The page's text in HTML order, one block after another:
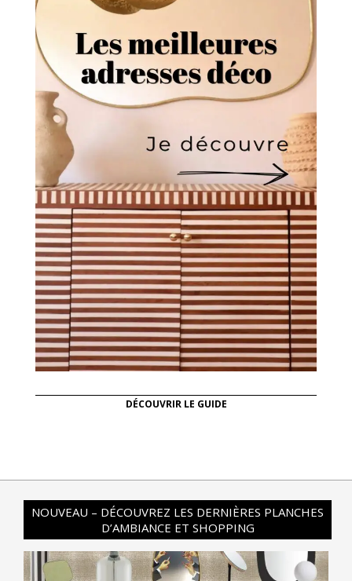
DÉCOUVRIR LE GUIDE
NOUVEAU – DÉCOUVREZ LES DERNIÈRES PLANCHES
D’AMBIANCE ET SHOPPING